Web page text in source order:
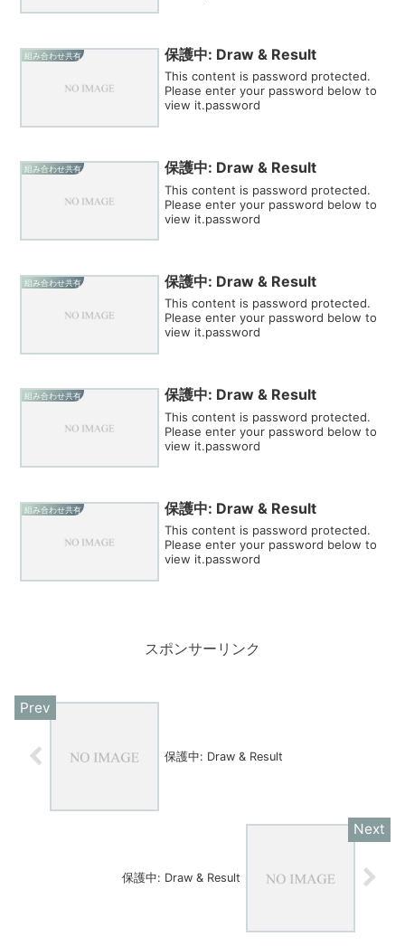
組み合わせ共有 保護中: Draw & Result
This content is password protected.
Please enter your password below to
view it.password
組み合わせ共有 保護中: Draw & Result
This content is password protected.
Please enter your password below to
view it.password
組み合わせ共有 保護中: Draw & Result
This content is password protected.
Please enter your password below to
view it.password
組み合わせ共有 保護中: Draw & Result
This content is password protected.
Please enter your password below to
view it.password
組み合わせ共有 保護中: Draw & Result
This content is password protected.
Please enter your password below to
view it.password
スポンサーリンク
保護中: Draw & Result
保護中: Draw & Result